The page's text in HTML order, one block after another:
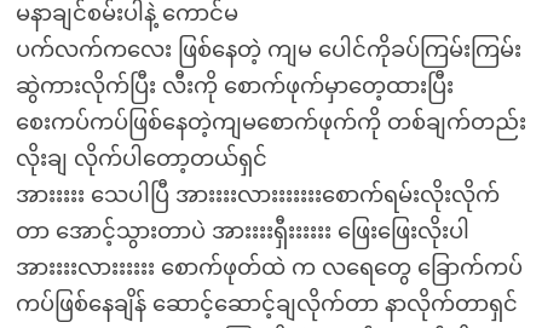
မနာချင်စမ်းပါနဲ့ ကောင်မ
ပက်လက်ကလေး ဖြစ်နေတဲ့ ကျမ ပေါင်ကိုခပ်ကြမ်းကြမ်း
ဆွဲကားလိုက်ပြီး လီးကို စောက်ဖုက်မှာတေ့ထားပြီး
စေးကပ်ကပ်ဖြစ်နေတဲ့ကျမစောက်ဖုက်ကို တစ်ချက်တည်း
လိုးချ လိုက်ပါတော့တယ်ရှင်
အားးးးး သေပါပြီ အားးးးလားးးးးးးစောက်ရမ်းလိုးလိုက်
တာ အောင့်သွားတာပဲ အားးးးရှီးးးးးး ဖြေးဖြေးလိုးပါ
အားးးးလားးးးးး စောက်ဖုတ်ထဲ က လရေတွေ ခြောက်ကပ်
ကပ်ဖြစ်နေချိန် ဆောင့်ဆောင့်ချလိုက်တာ နာလိုက်တာရှင်